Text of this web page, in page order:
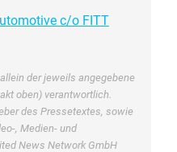
c/o FITT
der jeweils angegebene
oben) verantwortlich.
des Pressetextes, sowie
, Medien- und
News Network GmbH